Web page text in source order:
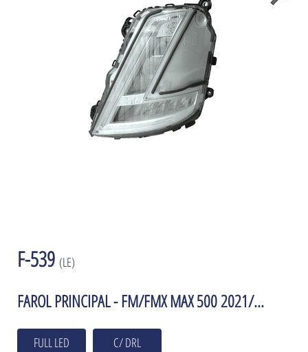
F-539 (LE)
FAROL PRINCIPAL - FM/FMX MAX 500 2021/...
FULL LED C/ DRL